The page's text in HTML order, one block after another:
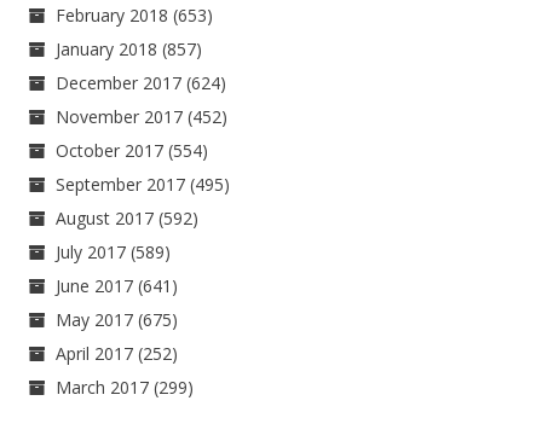
February 2018 (653)
January 2018 (857)
December 2017 (624)
November 2017 (452)
October 2017 (554)
September 2017 (495)
August 2017 (592)
July 2017 (589)
June 2017 (641)
May 2017 (675)
April 2017 (252)
March 2017 (299)